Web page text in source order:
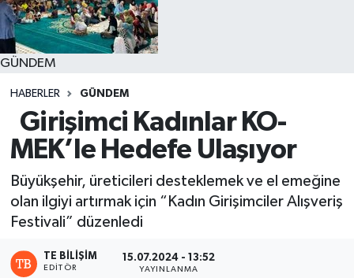
GÜNDEM
HABERLER GÜNDEM
Girişimci Kadınlar KO-
MEK’le Hedefe Ulaşıyor
Büyükşehir, üreticileri desteklemek ve el emeğine
olan ilgiyi artırmak için “Kadın Girişimciler Alışveriş
Festivali” düzenledi
TE BILIŞIM
EDITÖR
15.07.2024 - 13:52
YAYINLANMA